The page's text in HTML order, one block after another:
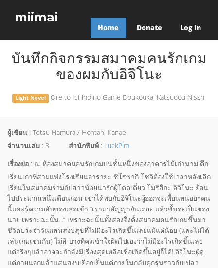
miimai
Home Donate Log in
บันทึกกิจกรรมสมาคมคนรักเกม
ของผมกับอิจิโนะ
Light Novel Ore to Ichino no Game Doukoukai Katsudou Nisshi
ผู้เขียน : Tetsu Hamura / Hontani Kanae
จำนวนเล่ม : 3 สำนักพิมพ์ : LuckPim
เรื่องย่อ : ณ ห้องสมาคมคนรักเกมบนชั้นหนึ่งของอาคารไม้เก่านาม ตึก
เรียนเก่าที่สามแห่งโรงเรียนอารายะ ชิโรซากิ โซจิต้องใช้เวลาหลังเลิก
เรียนในสมาคมร่วมกับสาวน้อยน่ารักผู้โดดเดี่ยว โมริสึกะ อิจิโนะ ย้อน
ไปประมาณหนึ่งเดือนก่อน เขาได้พบกับอิจิโนะผู้ออกจะเพี้ยนหน่อยๆคน
นี้และรู้ความลับของเธอเข้า “เรามาสัญญากันเถอะ แล้วชั้นจะเป็นของ
นาย เพราะฉะนั้น...” เพราะฉะนั้นทั้งสองจึงตั้งสมาคมคนรักเกมขึ้นมา
ชีวิตประจำวันแสนสงบสุขที่ไม่มีอะไรเกิดขึ้นเลยแม้แต่น้อย (และไม่ได้
เล่นเกมเช่นกัน) ไม่สิ บางทีคงเข้าใจผิดไปเองว่าไม่มีอะไรเกิดขึ้นเลย
แต่จริงๆแล้วอาจจะกำลังมีเรื่องสุดเหลือเชื่อเกิดขึ้นอยู่ก็ได้! อิจิโนะผู้ดู
แต่ภายนอกแล้วแสนสงบเยือกเย็นแต่ภายในกลับคุกรุ่นราวกับเปลว